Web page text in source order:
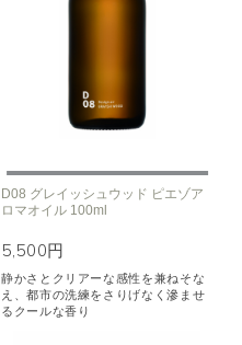
D08 グレイッシュウッド ピエゾア
ロマオイル 100ml
5,500円
静かさとクリアーな感性を兼ねそな
え、都市の洗練をさりげなく滲ませ
るクールな香り